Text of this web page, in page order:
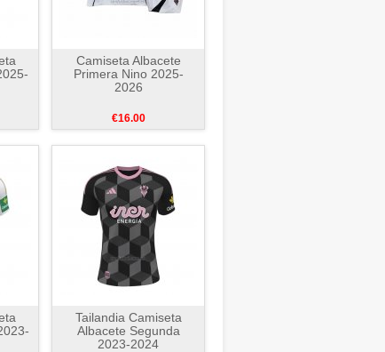
Camiseta Albacete
Primera Nino 2025-
2026
€16.00
Tailandia Camiseta
Albacete Segunda
2023-2024